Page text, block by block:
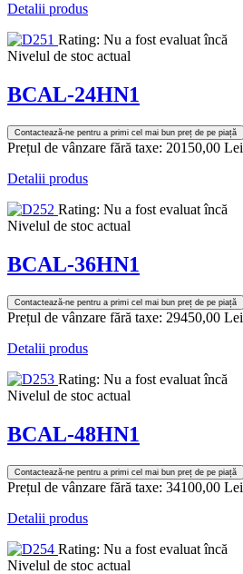
Detalii produs
Rating: Nu a fost evaluat încă
Nivelul de stoc actual
BCAL-24HN1
Contactează-ne pentru a primi cel mai bun preț de pe piață
Prețul de vânzare fără taxe: 20150,00 Lei
Detalii produs
Rating: Nu a fost evaluat încă
Nivelul de stoc actual
BCAL-36HN1
Contactează-ne pentru a primi cel mai bun preț de pe piață
Prețul de vânzare fără taxe: 29450,00 Lei
Detalii produs
Rating: Nu a fost evaluat încă
Nivelul de stoc actual
BCAL-48HN1
Contactează-ne pentru a primi cel mai bun preț de pe piață
Prețul de vânzare fără taxe: 34100,00 Lei
Detalii produs
Rating: Nu a fost evaluat încă
Nivelul de stoc actual